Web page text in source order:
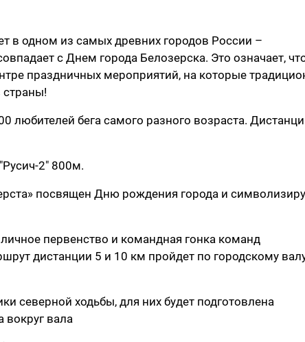
в одном из самых древних городов России –
с Днем города Белозерска. Это означает,
праздничных мероприятий, на которые
страны!
любителей бега самого разного возраста.
2" 800м.
посвящен Дню рождения города и
первенство и командная гонка команд
дистанции 5 и 10 км пройдет по городскому
северной ходьбы, для них будет подготовлена
вокруг вала